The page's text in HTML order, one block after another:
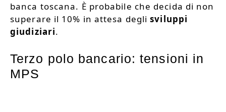
banca toscana. È probabile che decida di non
superare il 10% in attesa deglisviluppi
giudiziari.
Terzo polo bancario: tensioni in
MPS